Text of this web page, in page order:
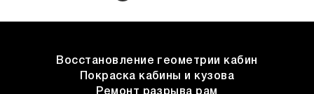
Восстановление геометрии кабин
Покраска кабины и кузова
Ремонт разрыва рам